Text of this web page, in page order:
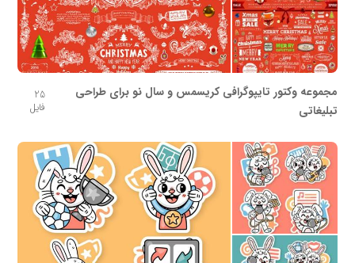
مجموعه وکتور تایپوگرافی کریسمس و سال نو برای طراحی
تبلیغاتی
25
فایل